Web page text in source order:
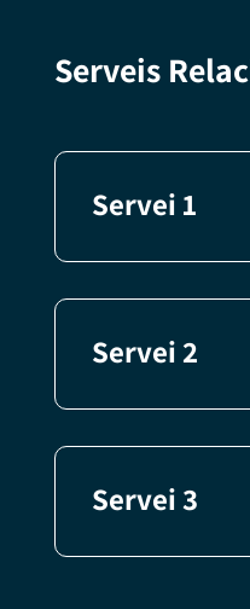
Serveis
Servei 1
Servei 2
Servei 3